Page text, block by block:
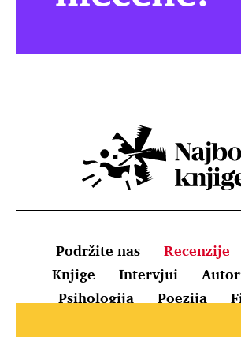
Podržite nas Recenzije
Knjige
Intervjui
Psihologija
Poezija